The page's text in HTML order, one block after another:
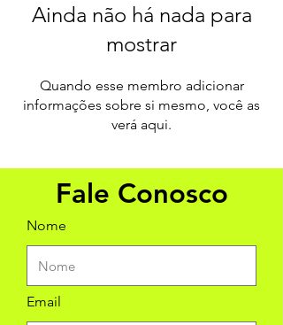
Ainda não há nada para
mostrar
Quando esse membro adicionar
informações sobre si mesmo, você as
verá aqui.
Fale Conosco
Nome
Email